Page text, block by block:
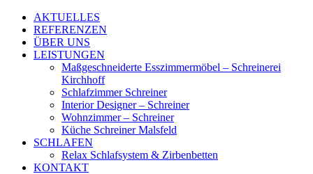
AKTUELLES
REFERENZEN
ÜBER UNS
LEISTUNGEN
Maßgeschneiderte Esszimmermöbel – Schreinerei
Kirchhoff
Schlafzimmer Schreiner
Interior Designer – Schreiner
Wohnzimmer – Schreiner
Küche Schreiner Malsfeld
SCHLAFEN
Relax Schlafsystem & Zirbenbetten
KONTAKT